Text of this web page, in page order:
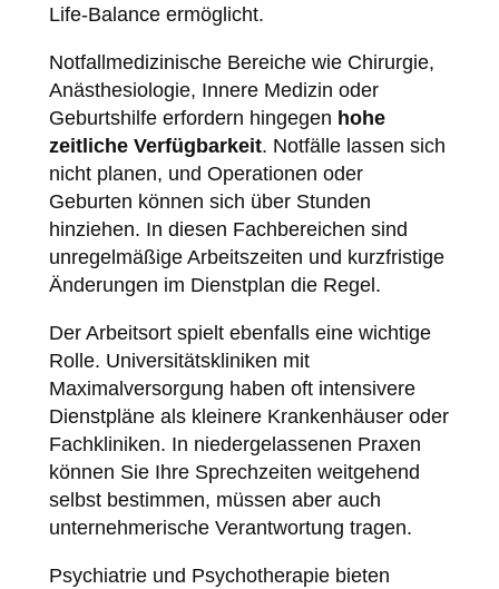
Life-Balance ermöglicht.
Notfallmedizinische Bereiche wie Chirurgie,
Anästhesiologie, Innere Medizin oder
Geburtshilfe erfordern hingegen hohe
zeitliche Verfügbarkeit. Notfälle lassen sich
nicht planen, und Operationen oder
Geburten können sich über Stunden
hinziehen. In diesen Fachbereichen sind
unregelmäßige Arbeitszeiten und kurzfristige
Änderungen im Dienstplan die Regel.
Der Arbeitsort spielt ebenfalls eine wichtige
Rolle. Universitätskliniken mit
Maximalversorgung haben oft intensivere
Dienstpläne als kleinere Krankenhäuser oder
Fachkliniken. In niedergelassenen Praxen
können Sie Ihre Sprechzeiten weitgehend
selbst bestimmen, müssen aber auch
unternehmerische Verantwortung tragen.
Psychiatrie und Psychotherapie bieten